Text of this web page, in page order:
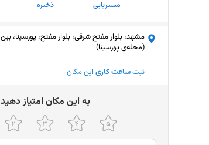
مسیریابی ذخیره
(محله‌ی پورسینا)
ثبتساعت کاری این مکان
ﺑﻪ اﯾﻦ ﻣﮑﺎن اﻣﺘﯿﺎز دﻫﯿﺪ